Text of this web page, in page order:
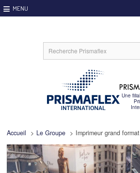
Accueil > Le Groupe > Imprimeur grand format